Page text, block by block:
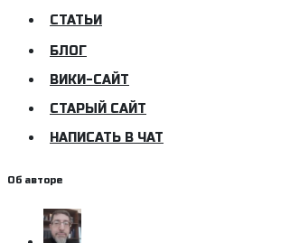
СТАТЬИ
БЛОГ
ВИКИ-САЙТ
СТАРЫЙ САЙТ
НАПИСАТЬ В ЧАТ
Об авторе